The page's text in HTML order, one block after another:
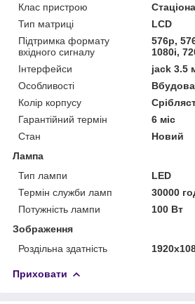
Клас пристрою
Тип матриці
LCD
Підтримка формату
вхідного сигналу
576p,
1080i,
Інтерфейси
jack 3.5
Особливості
Колір корпусу
Гарантійний термін
6 міс
Стан
Новий
Лампа
Тип лампи
LED
Термін служби ламп
30000
Потужність лампи
100 Вт
Зображення
Роздільна здатність
Приховати